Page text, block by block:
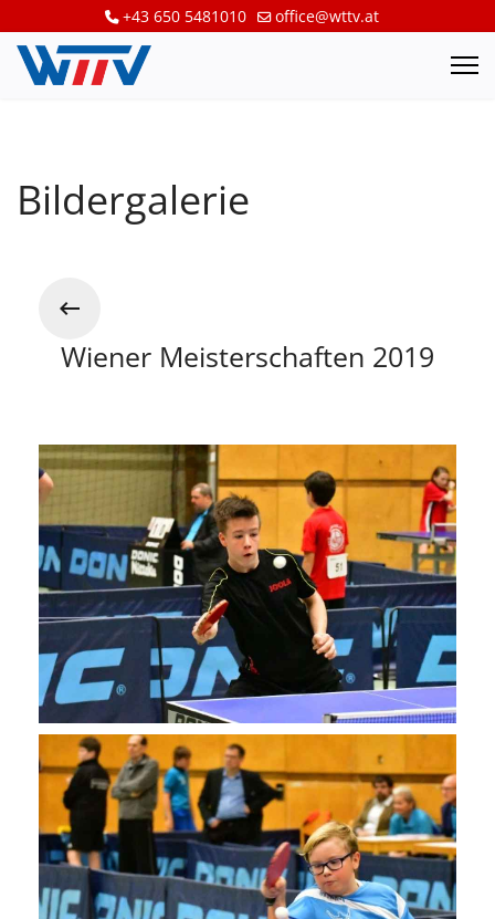
+43 650 5481010 office@wttv.at
Bildergalerie
Wiener Meisterschaften 2019